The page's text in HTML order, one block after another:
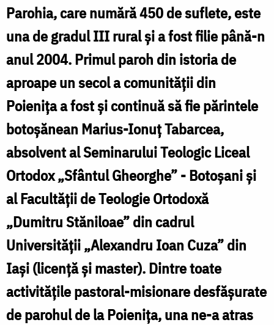
Parohia, care numără 450 de suflete, este
una de gradul III rural și a fost filie până-n
anul 2004. Primul paroh din istoria de
aproape un secol a comunităţii din
Poieniţa a fost și continuă să fie părintele
botoșănean Marius-Ionuţ Tabarcea,
absolvent al Seminarului Teologic Liceal
Ortodox „Sfântul Gheorghe” - Botoşani și
al Facultăţii de Teologie Ortodoxă
„Dumitru Stăniloae” din cadrul
Universităţii „Alexandru Ioan Cuza” din
Iaşi (licență și master). Dintre toate
activitățile pastoral-misionare desfășurate
de parohul de la Poienița, una ne-a atras